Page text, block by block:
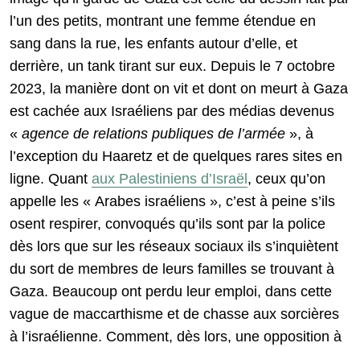
l’un des petits, montrant une femme étendue en
sang dans la rue, les enfants autour d’elle, et
derrière, un tank tirant sur eux. Depuis le 7 octobre
2023, la manière dont on vit et dont on meurt à Gaza
est cachée aux Israéliens par des médias devenus
« agence de relations publiques de l’armée », à
l’exception du Haaretz et de quelques rares sites en
ligne. Quant aux Palestiniens d’Israël, ceux qu’on
appelle les « Arabes israéliens », c’est à peine s’ils
osent respirer, convoqués qu’ils sont par la police
dès lors que sur les réseaux sociaux ils s’inquiètent
du sort de membres de leurs familles se trouvant à
Gaza. Beaucoup ont perdu leur emploi, dans cette
vague de maccarthisme et de chasse aux sorcières
à l’israélienne. Comment, dès lors, une opposition à